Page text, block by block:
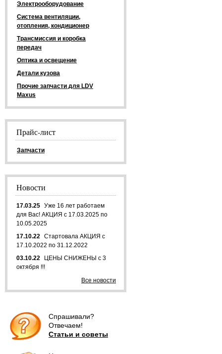
Электрооборудование
Система вентиляции,
отопления, кондиционер
Трансмиссия и коробка
передач
Оптика и освещение
Детали кузова
Прочие запчасти для LDV
Maxus
Прайс-лист
Запчасти
Новости
17.03.25 Уже 16 лет работаем
для Вас! АКЦИЯ с 17.03.2025 по
10.05.2025
17.10.22 Стартовала АКЦИЯ с
17.10.2022 по 31.12.2022
03.10.22
ЦЕНЫ СНИЖЕНЫ с 3
октября !!!
Все новости
Спрашивали?
Отвечаем!
Статьи и советы